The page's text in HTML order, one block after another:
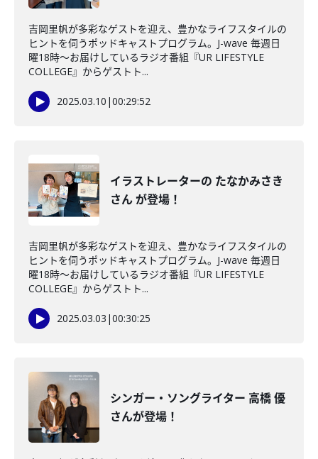
吉岡里帆が多彩なゲストを迎え、豊かなライフスタイルの
ヒントを伺うポッドキャストプログラム。J-wave 毎週日
曜18時～お届けしているラジオ番組『UR LIFESTYLE
COLLEGE』からゲストト...
2025.03.10 |00:29:52
イラストレーターの たなかみさき
さん が登場！
吉岡里帆が多彩なゲストを迎え、豊かなライフスタイルの
ヒントを伺うポッドキャストプログラム。J-wave 毎週日
曜18時～お届けしているラジオ番組『UR LIFESTYLE
COLLEGE』からゲストト...
2025.03.03 |00:30:25
シンガー・ソングライター 高橋 優
さんが登場！